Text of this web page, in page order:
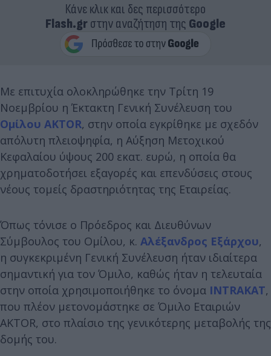
Κάνε κλικ και δες περισσότερο
Flash.grστην αναζήτηση της Google
Με επιτυχία ολοκληρώθηκε την Τρίτη 19
Νοεμβρίου η Έκτακτη Γενική Συνέλευση του
Ομίλου AKTOR, στην οποία εγκρίθηκε με σχεδόν
απόλυτη πλειοψηφία, η Αύξηση Μετοχικού
Κεφαλαίου ύψους 200 εκατ. ευρώ, η οποία θα
χρηματοδοτήσει εξαγορές και επενδύσεις στους
νέους τομείς δραστηριότητας της Εταιρείας.
Όπως τόνισε ο Πρόεδρος και Διευθύνων
Σύμβουλος του Ομίλου, κ. Αλέξανδρος Εξάρχου,
η συγκεκριμένη Γενική Συνέλευση ήταν ιδιαίτερα
σημαντική για τον Όμιλο, καθώς ήταν η τελευταία
στην οποία χρησιμοποιήθηκε το όνομα INTRAKAT,
που πλέον μετονομάστηκε σε Όμιλο Εταιριών
AKTOR, στο πλαίσιο της γενικότερης μεταβολής της
δομής του.